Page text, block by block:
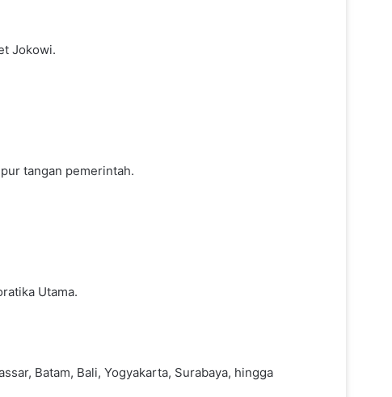
Jokowi.
tangan pemerintah.
Utama.
Batam, Bali, Yogyakarta, Surabaya, hingga